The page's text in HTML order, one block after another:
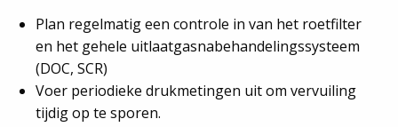
Plan regelmatig een controle in van het roetfilter
en het gehele uitlaatgasnabehandelingssysteem
(DOC, SCR)
Voer periodieke drukmetingen uit om vervuiling
tijdig op te sporen.